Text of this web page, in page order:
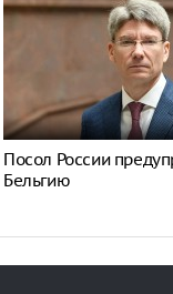
Посол России
Бельгию